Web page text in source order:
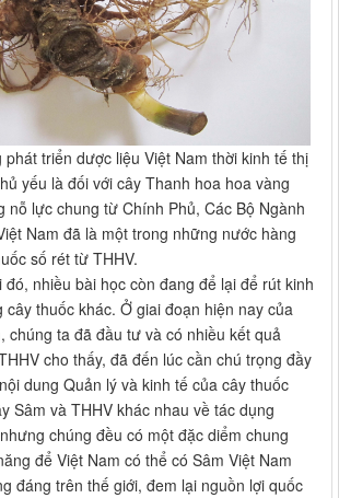
triển dược liệu Việt Nam thời kinh tế thị
yếu là đối với cây Thanh hoa hoa vàng
nỗ lực chung từ Chính Phủ, Các Bộ Ngành
Nam đã là một trong những nước hàng
số rét từ THHV.
đó, nhiều bài học còn đang để lại để rút kinh
cây thuốc khác. Ở giai đoạn hiện nay của
chúng ta đã đầu tư và có nhiều kết quả
cho thấy, đã đến lúc cần chú trọng đầy
dung Quản lý và kinh tế của cây thuốc
Sâm và THHV khác nhau về tác dụng
chúng đều có một đặc diểm chung
để Việt Nam có thể có Sâm Việt Nam
đáng trên thế giới, đem lại nguồn lợi quốc